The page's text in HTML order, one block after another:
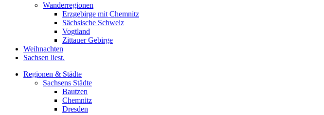
Wanderregionen
Erzgebirge mit Chemnitz
Sächsische Schweiz
Vogtland
Zittauer Gebirge
Weihnachten
Sachsen liest.
Regionen & Städte
Sachsens Städte
Bautzen
Chemnitz
Dresden